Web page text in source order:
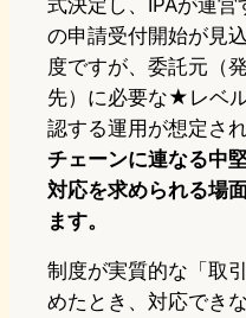
の申請受付開始が見
度ですが、委託元（
先）に必要な★レベ
認する運用が想定され
チェーンに連なる中
対応を求められる場
ます。
制度が実質的な「取
めたとき、対応でき